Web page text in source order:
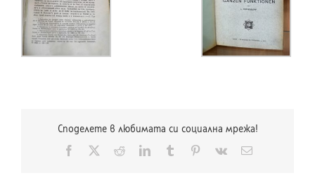
Споделете в любимата си социална мрежа!
Facebook RedditLinkedInTumblr Pinterest
Vk
Електронна